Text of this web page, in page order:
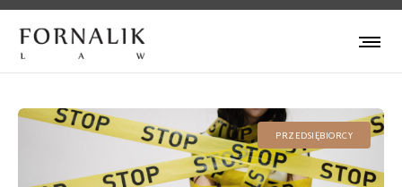
PRZEDSIĘBIORCY